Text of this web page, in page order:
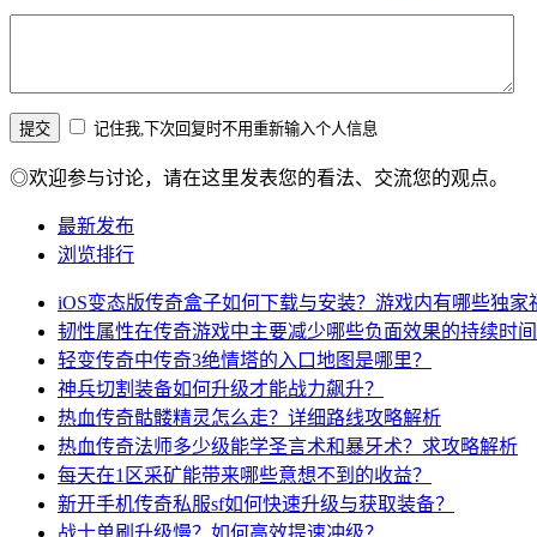
记住我,下次回复时不用重新输入个人信息
◎欢迎参与讨论，请在这里发表您的看法、交流您的观点。
最新发布
浏览排行
iOS变态版传奇盒子如何下载与安装？游戏内有哪些独家
韧性属性在传奇游戏中主要减少哪些负面效果的持续时间
轻变传奇中传奇3绝情塔的入口地图是哪里？
神兵切割装备如何升级才能战力飙升？
热血传奇骷髅精灵怎么走？详细路线攻略解析
热血传奇法师多少级能学圣言术和暴牙术？求攻略解析
每天在1区采矿能带来哪些意想不到的收益？
新开手机传奇私服sf如何快速升级与获取装备？